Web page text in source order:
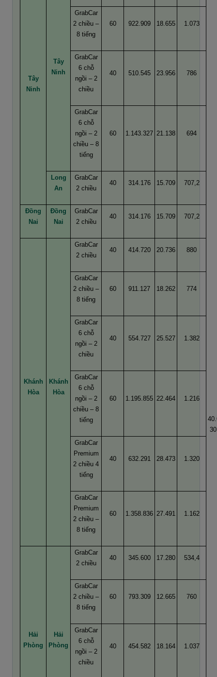
Tây
Ninh
Tây
Ninh
GrabCar
2 chiều –
8 tiếng
60 922.909 18.655 1.073
GrabCar
6 chỗ
ngồi – 2
chiều
40 510.545 23.956 786
GrabCar
6 chỗ
ngồi – 2
chiều – 8
tiếng
60 1.143.327 21.138 694
Long
An
GrabCar
2 chiều
40 314.176 15.709 707,2
Đồng
Nai
Đồng
Nai
GrabCar
2 chiều
40 314.176 15.709 707,2
Khánh
Hòa
Khánh
Hòa
GrabCar
2 chiều
40 414.720 20.736 880
GrabCar
2 chiều –
8 tiếng
60 911.127 18.262 774
GrabCar
6 chỗ
ngồi – 2
chiều
40 554.727 25.527 1.382
GrabCar
6 chỗ
ngồi – 2
chiều – 8
tiếng
60 1.195.855 22.464 1.216
GrabCar
Premium
2 chiều 4
tiếng
40 632.291 28.473 1.320
GrabCar
Premium
2 chiều –
8 tiếng
60 1.358.836 27.491 1.162
Hải
Phòng
Hải
Phòng
GrabCar
2 chiều
40 345.600 17.280 534,4
GrabCar
2 chiều –
8 tiếng
60 793.309 12.665 760
GrabCar
6 chỗ
ngồi – 2
chiều
40 454.582 18.164 1.037